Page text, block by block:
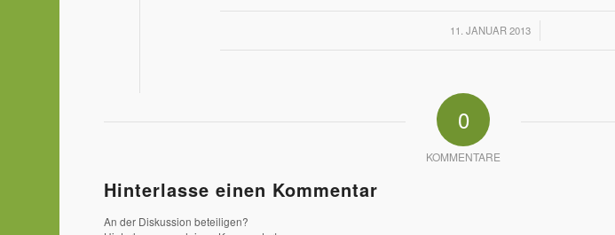
11. JANUAR 2013
/
0
KOMMENTARE
Hinterlasse einen Kommentar
An der Diskussion beteiligen?